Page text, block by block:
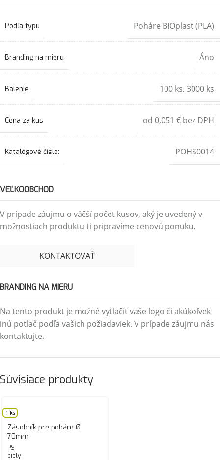
Podľa typu Poháre BIOplast (PLA)
Branding na mieru Áno
Balenie 100 ks, 3000 ks
Cena za kus od 0,051 € bez DPH
Katalógové číslo: POHS0014
VEĽKOOBCHOD
V prípade záujmu o väčší počet kusov, aký je uvedený v
možnostiach produktu ti pripravíme cenovú ponuku.
KONTAKTOVAŤ
BRANDING NA MIERU
Na tento produkt je možné vytlačiť vaše logo či akúkoľvek
inú potlač podľa vašich požiadaviek. V prípade záujmu nás
kontaktujte.
Súvisiace produkty
1 ks
Zásobník pre poháre Ø
70mm
PS
biely